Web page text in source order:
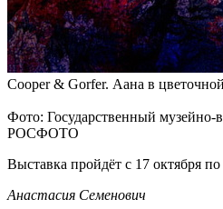
Cooper & Gorfer. Аана в
Фото: Государственный музейно-
РОСФОТО
Выставка пройдёт с 17 октября по
Анастасия Семенович